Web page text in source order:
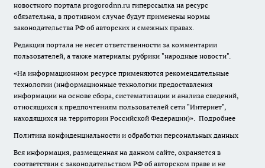
новостного портала progorodnn.ru гиперссылка на ресурс
обязательна, в противном случае будут применены нормы
законодательства РФ об авторских и смежных правах.
Редакция портала не несет ответственности за комментарии
пользователей, а также материалы рубрики "народные новости".
«На информационном ресурсе применяются рекомендательные
технологии (информационные технологии предоставления
информации на основе сбора, систематизации и анализа сведений,
относящихся к предпочтениям пользователей сети "Интернет",
находящихся на территории Российской Федерации)». Подробнее
Политика конфиденциальности и обработки персональных данных
Вся информация, размещенная на данном сайте, охраняется в
соответствии с законодательством РФ об авторском праве и не